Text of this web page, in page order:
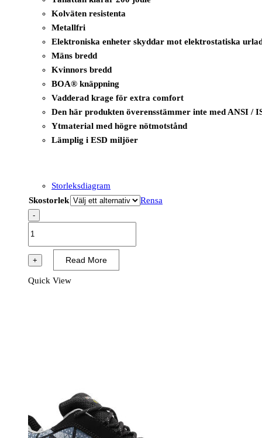
Kolväten resistenta
Metallfri
Elektroniska enheter skyddar mot elektrostatiska
Mäns bredd
Kvinnors bredd
BOA® knäppning
Vadderad krage för extra comfort
Den här produkten överensstämmer inte med ANSI /
Ytmaterial med högre nötmotstånd
Lämplig i ESD miljöer
Storleksdiagram
Skostorlek
Rensa
-
I-
Shoe
+ Read More
Quick View